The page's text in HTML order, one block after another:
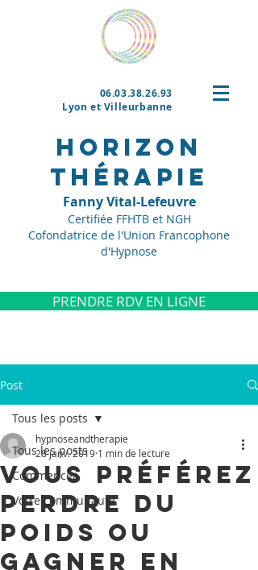
06.03.38.26.93
Lyon et Villeurbanne
Horizon
thérapie
Fanny Vital-Lefeuvre
Certifiée FFHTB et NGH
Cofondatrice de l'Union Francophone
d'Hypnose
PRENDRE RDV EN LIGNE
Post
Tous les posts
Commencer
Votre communauté
Tous les posts
Vous préférez
perdre du
poids ou
gagner en
hypnoseandtherapie
28 janv. 2019 1 min de lecture